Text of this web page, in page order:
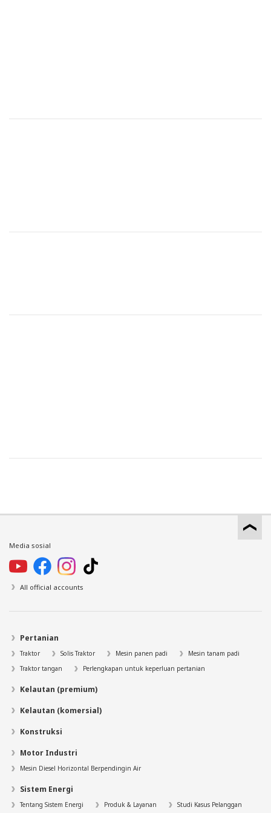
Media sosial
All official accounts
Pertanian
Traktor Solis Traktor Mesin panen padi
Mesin tanam padi
Traktor tangan
Perlengkapan untuk keperluan pertanian
Kelautan (premium)
Kelautan (komersial)
Konstruksi
Motor Industri
Mesin Diesel Horizontal Berpendingin Air
Sistem Energi
Tentang Sistem Energi Produk & Layanan Studi Kasus Pelanggan